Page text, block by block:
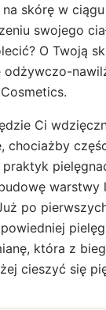
skórę w
swojego
O Twoją
odżywczo-
Ci
chociażby
warstwy
po
która z
cieszyć się